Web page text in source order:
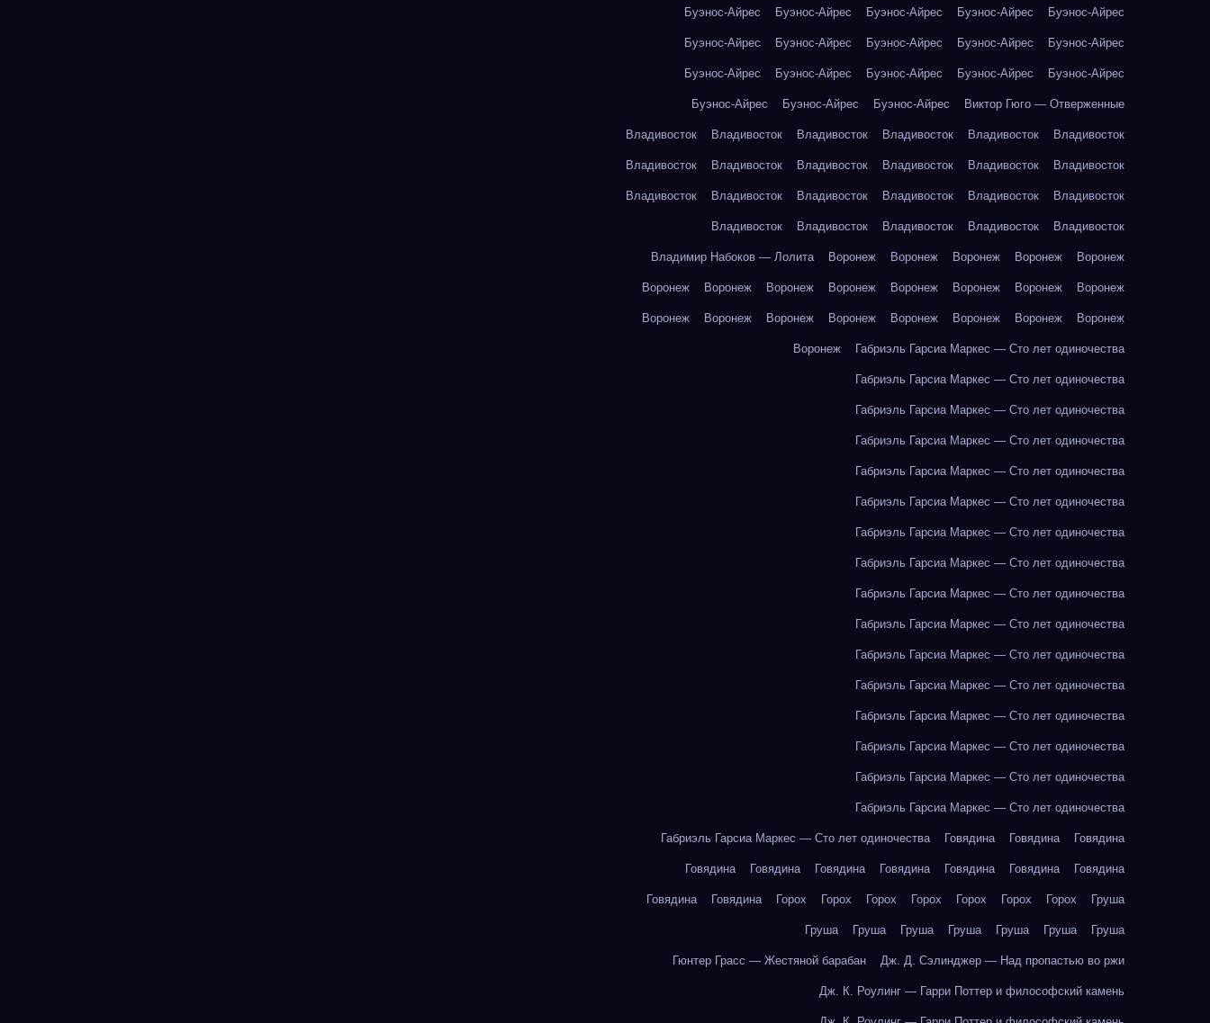
Буэнос-Айрес Буэнос-Айрес Буэнос-Айрес Буэнос-Айрес Буэнос-Айрес
Буэнос-Айрес Буэнос-Айрес Буэнос-Айрес Буэнос-Айрес Буэнос-Айрес
Буэнос-Айрес Буэнос-Айрес Буэнос-Айрес Буэнос-Айрес Буэнос-Айрес
Буэнос-Айрес Буэнос-Айрес Буэнос-Айрес Виктор Гюго — Отверженные
Владивосток Владивосток Владивосток Владивосток Владивосток Владивосток
Владивосток Владивосток Владивосток Владивосток Владивосток Владивосток
Владивосток Владивосток Владивосток Владивосток Владивосток Владивосток
Владивосток Владивосток Владивосток Владивосток Владивосток
Владимир Набоков — Лолита Воронеж Воронеж Воронеж Воронеж Воронеж
Воронеж Воронеж Воронеж Воронеж Воронеж Воронеж Воронеж Воронеж
Воронеж Воронеж Воронеж Воронеж Воронеж Воронеж Воронеж Воронеж
Воронеж Габриэль Гарсиа Маркес — Сто лет одиночества
Габриэль Гарсиа Маркес — Сто лет одиночества
Габриэль Гарсиа Маркес — Сто лет одиночества
Габриэль Гарсиа Маркес — Сто лет одиночества
Габриэль Гарсиа Маркес — Сто лет одиночества
Габриэль Гарсиа Маркес — Сто лет одиночества
Габриэль Гарсиа Маркес — Сто лет одиночества
Габриэль Гарсиа Маркес — Сто лет одиночества
Габриэль Гарсиа Маркес — Сто лет одиночества
Габриэль Гарсиа Маркес — Сто лет одиночества
Габриэль Гарсиа Маркес — Сто лет одиночества
Габриэль Гарсиа Маркес — Сто лет одиночества
Габриэль Гарсиа Маркес — Сто лет одиночества
Габриэль Гарсиа Маркес — Сто лет одиночества
Габриэль Гарсиа Маркес — Сто лет одиночества
Габриэль Гарсиа Маркес — Сто лет одиночества
Габриэль Гарсиа Маркес — Сто лет одиночества Говядина Говядина Говядина
Говядина Говядина Говядина Говядина Говядина Говядина Говядина
Говядина Говядина Горох Горох Горох Горох Горох Горох Горох Груша
Груша Груша Груша Груша Груша Груша Груша
Гюнтер Грасс — Жестяной барабан Дж. Д. Сэлинджер — Над пропастью во ржи
Дж. К. Роулинг — Гарри Поттер и философский камень